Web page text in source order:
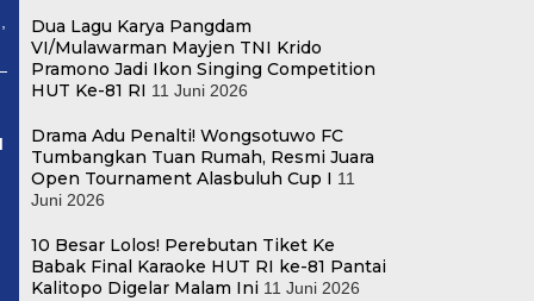
Dua Lagu Karya Pangdam
VI/Mulawarman Mayjen TNI Krido
Pramono Jadi Ikon Singing Competition
HUT Ke-81 RI 11 Juni 2026
Drama Adu Penalti! Wongsotuwo FC
Tumbangkan Tuan Rumah, Resmi Juara
Open Tournament Alasbuluh Cup I 11
Juni 2026
10 Besar Lolos! Perebutan Tiket Ke
Babak Final Karaoke HUT RI ke-81 Pantai
Kalitopo Digelar Malam Ini 11 Juni 2026